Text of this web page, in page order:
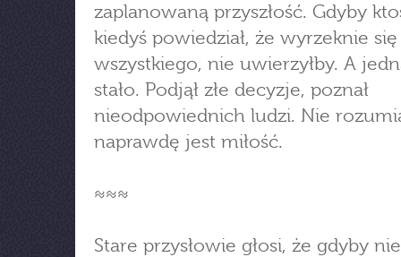
zaplanowaną przyszłość. Gdyby
kiedyś powiedział, że wyrzeknie
wszystkiego, nie uwierzyłby. A
stało. Podjął złe decyzje, poznał
nieodpowiednich ludzi. Nie
naprawdę jest miłość.
≈≈≈
Stare przysłowie głosi, że gdyby nie